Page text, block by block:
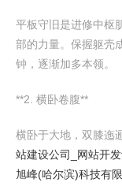
平板守旧是进修中枢
部的力量。保握躯壳
钟，逐渐加多本领。
**2. 横卧卷腹**
横卧于大地，双膝迤
站建设公司_网站开
旭峰(哈尔滨)科技有